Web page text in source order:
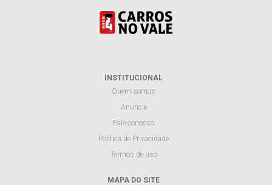
INSTITUCIONAL
Quem somos
Anuncie
Fale conosco
Política de Privacidade
Termos de uso
MAPA DO SITE